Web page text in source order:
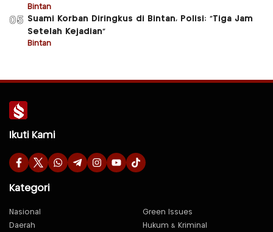
Bintan
05 Suami Korban Diringkus di Bintan, Polisi: “Tiga Jam
Setelah Kejadian”
Bintan
Ikuti Kami
Kategori
Nasional
Green Issues
Daerah
Hukum & Kriminal